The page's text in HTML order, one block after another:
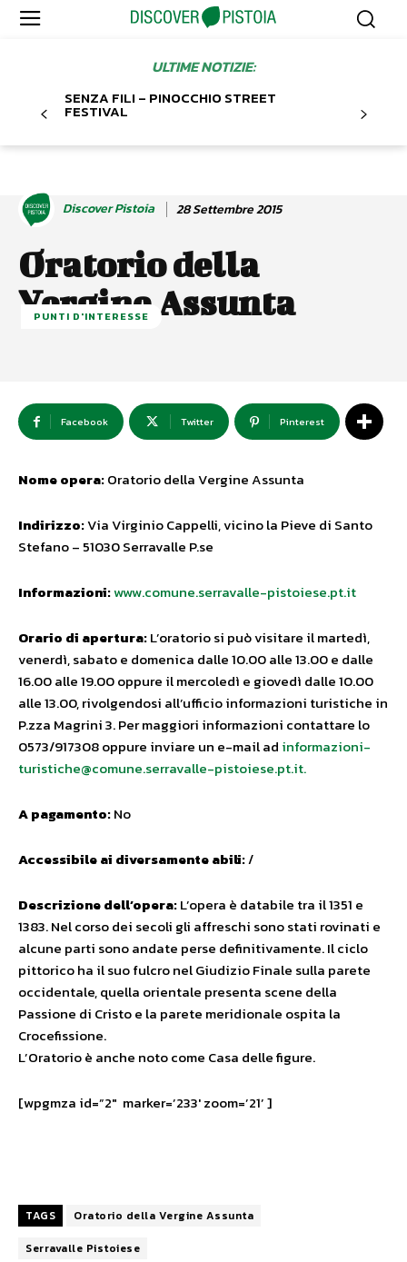
ULTIME NOTIZIE:
SENZA FILI – PINOCCHIO STREET
FESTIVAL
Discover Pistoia 28 Settembre 2015
Oratorio della
Vergine Assunta
PUNTI D'INTERESSE
Facebook Twitter Pinterest
Nome opera:Oratorio della Vergine Assunta
Indirizzo:Via Virginio Cappelli, vicino la Pieve di Santo
Stefano – 51030 Serravalle P.se
Informazioni:www.comune.serravalle-pistoiese.pt.it
Orario di apertura:L’oratorio si può visitare il martedì,
venerdì, sabato e domenica dalle 10.00 alle 13.00 e dalle
16.00 alle 19.00 oppure il mercoledì e giovedì dalle 10.00
alle 13.00, rivolgendosi all’ufficio informazioni turistiche in
P.zza Magrini 3. Per maggiori informazioni contattare lo
0573/917308 oppure inviare un e-mail ad informazioni-
turistiche@comune.serravalle-pistoiese.pt.it.
A pagamento:No
Accessibile ai diversamente abili:/
Descrizione dell’opera:L’opera è databile tra il 1351 e
1383. Nel corso dei secoli gli affreschi sono stati rovinati e
alcune parti sono andate perse definitivamente. Il ciclo
pittorico ha il suo fulcro nel Giudizio Finale sulla parete
occidentale, quella orientale presenta scene della
Passione di Cristo e la parete meridionale ospita la
Crocefissione.
L’Oratorio è anche noto come Casa delle figure.
[wpgmza id=”2″ marker=’233′ zoom=’21’ ]
TAGS
Oratorio della Vergine Assunta
Serravalle Pistoiese